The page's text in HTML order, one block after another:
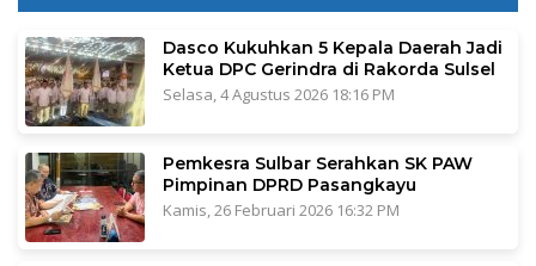
Dasco Kukuhkan 5 Kepala Daerah Jadi
Ketua DPC Gerindra di Rakorda Sulsel
Selasa, 4 Agustus 2026 18:16 PM
Pemkesra Sulbar Serahkan SK PAW
Pimpinan DPRD Pasangkayu
Kamis, 26 Februari 2026 16:32 PM